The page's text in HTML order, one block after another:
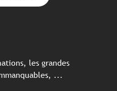
les grandes
...